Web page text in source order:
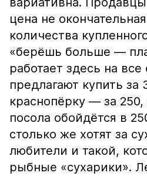
цена не
количества
«берёшь больше —
работает здесь на все
предлагают купить за
краснопёрку — за
посола обойдётся в
столько же хотят за
любители и такой,
рыбные «сухарики».